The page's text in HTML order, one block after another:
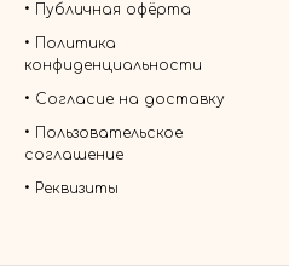
•
Публичная офёрта
•
Политика
конфиденциальности
• Согласие на доставку
•
Пользовательское
соглашение
• Реквизиты